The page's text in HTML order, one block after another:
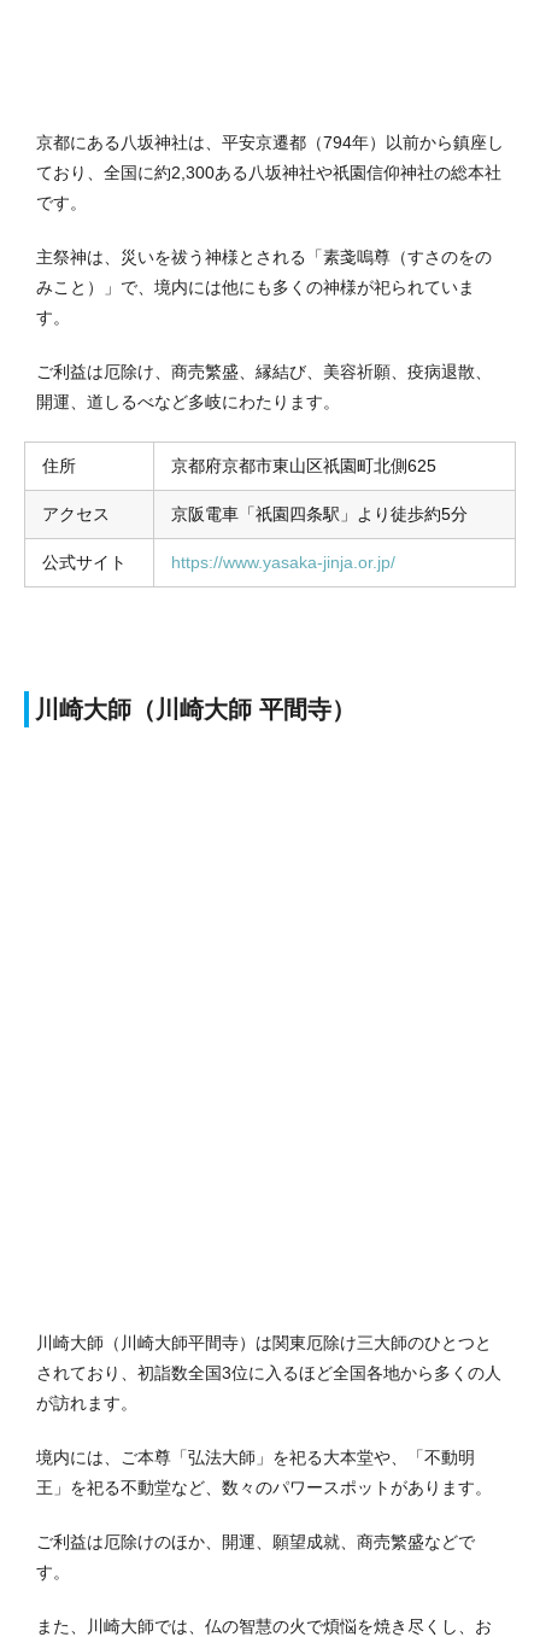
京都にある八坂神社は、平安京遷都（794年）以前から鎮座し
ており、全国に約2,300ある八坂神社や祇園信仰神社の総本社
です。
主祭神は、災いを祓う神様とされる「素戔嗚尊（すさのをの
みこと）」で、境内には他にも多くの神様が祀られていま
す。
ご利益は厄除け、商売繁盛、縁結び、美容祈願、疫病退散、
開運、道しるべなど多岐にわたります。
住所 京都府京都市東山区祇園町北側625
アクセス 京阪電車「祇園四条駅」より徒歩約5分
公式サイト https://www.yasaka-jinja.or.jp/
川崎大師（川崎大師 平間寺）
川崎大師（川崎大師平間寺）は関東厄除け三大師のひとつと
されており、初詣数全国3位に入るほど全国各地から多くの人
が訪れます。
境内には、ご本尊「弘法大師」を祀る大本堂や、「不動明
王」を祀る不動堂など、数々のパワースポットがあります。
ご利益は厄除けのほか、開運、願望成就、商売繁盛などで
す。
また、川崎大師では、仏の智慧の火で煩悩を焼き尽くし、お